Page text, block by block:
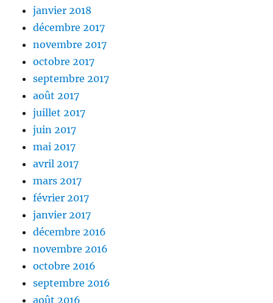
janvier 2018
décembre 2017
novembre 2017
octobre 2017
septembre 2017
août 2017
juillet 2017
juin 2017
mai 2017
avril 2017
mars 2017
février 2017
janvier 2017
décembre 2016
novembre 2016
octobre 2016
septembre 2016
août 2016